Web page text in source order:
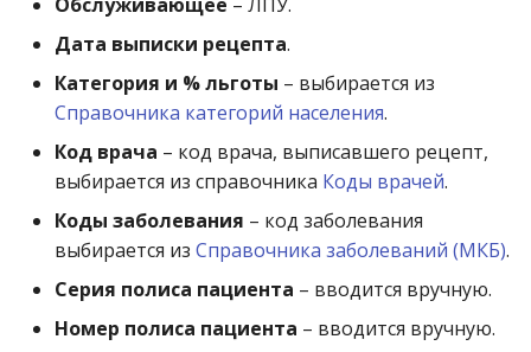
Информация по
Изменение свойств
товаров ГИС МТ
Привязка единиц
измерения
Реестр документов
розничного склада
Реестр приходов от
поставщика
Реестр розничных цен
Справка о
ТО
операции»
Модуль «Торговые
технологии»
Работа с остатками
Работа со сроками
годности
Работа с фасовкой
товара
Услуги
Дата выписки рецепта.
Категория и % льготы – выбирается из
Справочника категорий населения.
Код врача – код врача, выписавшего рецепт,
выбирается из справочника Коды врачей.
Коды заболевания – код заболевания
выбирается из Справочника заболеваний (МКБ).
Серия полиса пациента – вводится вручную.
Номер полиса пациента – вводится вручную.